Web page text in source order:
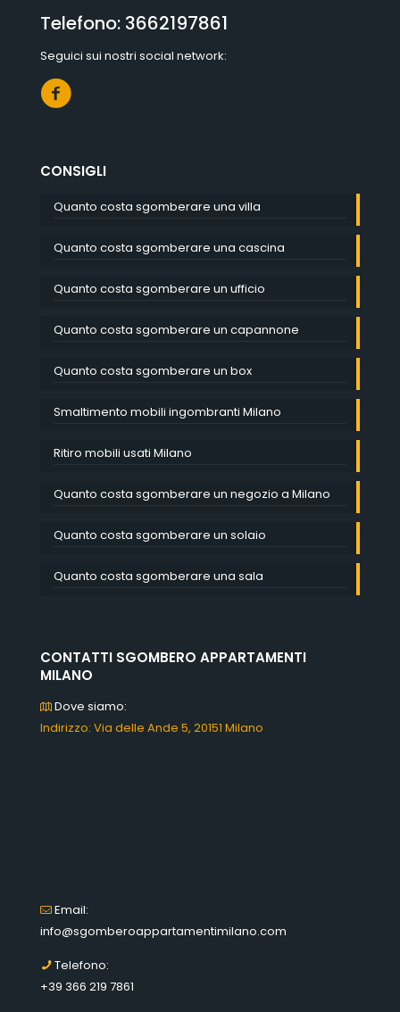
Telefono: 3662197861
Seguici sui nostri social network:
CONSIGLI
Quanto costa sgomberare una villa
Quanto costa sgomberare una cascina
Quanto costa sgomberare un ufficio
Quanto costa sgomberare un capannone
Quanto costa sgomberare un box
Smaltimento mobili ingombranti Milano
Ritiro mobili usati Milano
Quanto costa sgomberare un negozio a Milano
Quanto costa sgomberare un solaio
Quanto costa sgomberare una sala
CONTATTI SGOMBERO APPARTAMENTI
MILANO
Dove siamo:
Indirizzo: Via delle Ande 5, 20151 Milano
Email:
info@sgomberoappartamentimilano.com
Telefono:
+39 366 219 7861